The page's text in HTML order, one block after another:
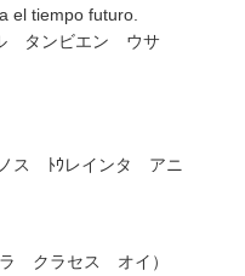
el tiempo futuro.
タンビエン ウサ
ス ﾄｳレインタ アニ
クラセス オイ）